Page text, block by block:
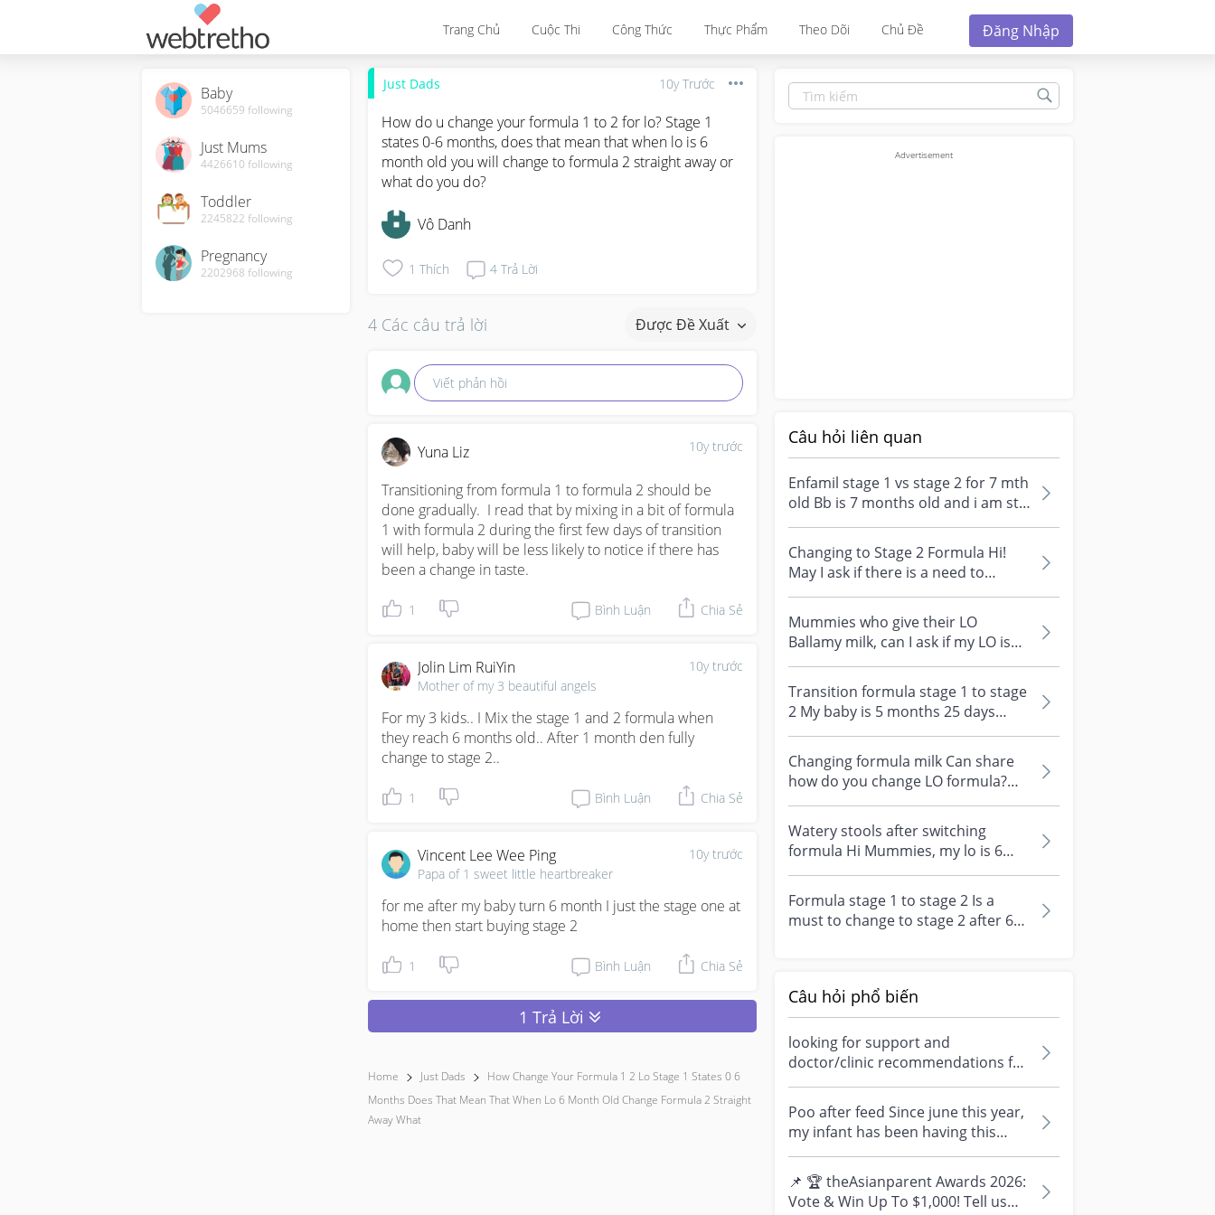
Trang Chủ Cuộc Thi Công Thức Thực Phẩm Theo Dõi Chủ Đề Đăng Nhập
Baby
5046659 following
Just Mums
4426610 following
Toddler
2245822 following
Pregnancy
2202968 following
Just Dads 10y Trước
How do u change your formula 1 to 2 for lo? Stage 1
states 0-6 months, does that mean that when lo is 6
month old you will change to formula 2 straight away or
what do you do?
Vô Danh
1 Thích 4 Trả Lời
4 Các câu trả lời Được Đề Xuất
Viết phản hồi
10y trước
Yuna Liz
Transitioning from formula 1 to formula 2 should be
done gradually.  I read that by mixing in a bit of formula
1 with formula 2 during the first few days of transition
will help, baby will be less likely to notice if there has
been a change in taste.
1 Bình Luận Chia Sẻ
10y trước
Jolin Lim RuiYin
Mother of my 3 beautiful angels
For my 3 kids.. I Mix the stage 1 and 2 formula when
they reach 6 months old.. After 1 month den fully
change to stage 2..
1 Bình Luận Chia Sẻ
10y trước
Vincent Lee Wee Ping
Papa of 1 sweet little heartbreaker
for me after my baby turn 6 month I just the stage one at
home then start buying stage 2
1 Bình Luận Chia Sẻ
1 Trả Lời
Home Just Dads
How Change Your Formula 1 2 Lo Stage 1 States 0 6
Months Does That Mean That When Lo 6 Month Old Change Formula 2 Straight
Away What
Câu hỏi liên quan
Enfamil stage 1 vs stage 2 for 7 mth
old Bb is 7 months old and i am still
using Enfamil pro A+ stag...
Changing to Stage 2 Formula Hi!
May I ask if there is a need to
transit my baby to Stage 2 formula
w...
Mummies who give their LO
Ballamy milk, can I ask if my LO is
going to 7 months which formula
shoul...
Transition formula stage 1 to stage
2 My baby is 5 months 25 days
today. I am feeding NAN Optipro 1...
Changing formula milk Can share
how do you change LO formula?
Suppose to be 1/4 of new then
subseq...
Watery stools after switching
formula Hi Mummies, my lo is 6
months+ and recently we have
transit hi...
Formula stage 1 to stage 2 Is a
must to change to stage 2 after 6
Câu hỏi phổ biến
looking for support and
doctor/clinic recommendations for
a medical abortion i'm feeling really
over...
Poo after feed Since june this year,
my infant has been having this
“diarrhoea” episode three times....
📌 🏆 theAsianparent Awards 2026:
Vote & Win Up To $1,000! Tell us